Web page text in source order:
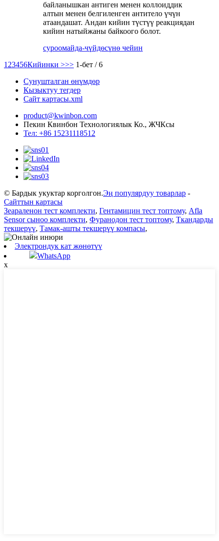
байланышкан антиген менен коллоиддик
алтын менен белгиленген антитело үчүн
атаандашат. Андан кийин түстүү реакциядан
кийин натыйжаны байкоого болот.
суроомайда-чүйдөсүнө чейин
1 23456Кийинки >>> 1-бет / 6
Сунушталган өнүмдөр
Кызыктуу тегдер
Сайт картасы.xml
product@kwinbon.com
Пекин Квинбон Технологиялык Ко., ЖЧКсы
Тел: +86 15231118512
© Бардык укуктар корголгон.Эң популярдуу товарлар -
Сайттын картасы
Зеараленон тест комплекти, Гентамицин тест топтому, Afla
Sensor сыноо комплекти, Фуранодон тест топтому, Ткандарды
текшерүү, Тамак-ашты текшерүү компасы,
Электрондук кат жөнөтүү
WhatsApp
x